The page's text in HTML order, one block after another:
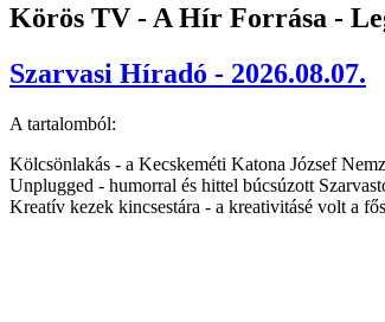
Körös TV - A Hír Forrása -
Szarvasi Híradó - 2026.08.07.
A tartalomból:
Kölcsönlakás - a Kecskeméti Katona József
Unplugged - humorral és hittel búcsúzott
Kreatív kezek kincsestára - a kreativitásé volt a